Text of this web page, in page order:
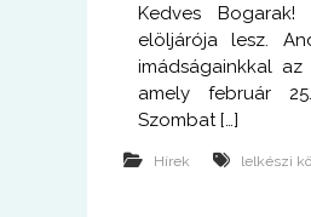
Kedves Bogarak!
elöljárója lesz.
imádságainkkal
amely február
Szombat […]
Hírek lelkészi